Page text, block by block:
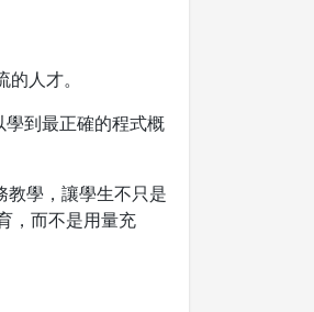
人才。
到最正確的程式概
教學，讓學生不只是
，而不是用量充